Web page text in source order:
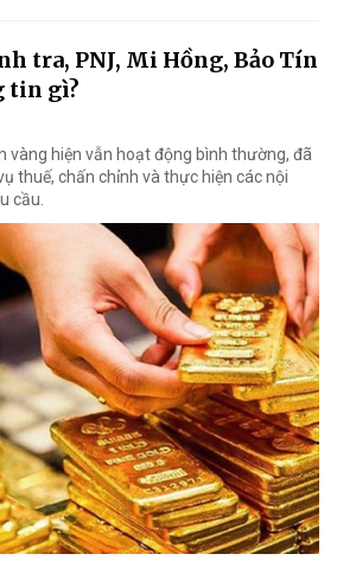
tra, PNJ, Mi Hồng, Bảo Tín
tin gì?
vàng hiện vẫn hoạt động bình thường, đã
thuế, chấn chỉnh và thực hiện các nội
cầu.